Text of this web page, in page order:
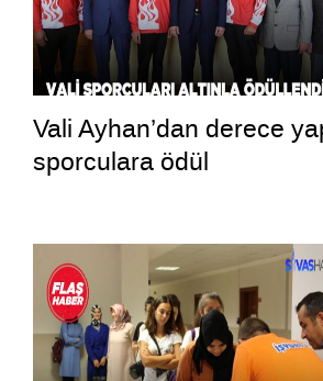
Vali Ayhan’dan derece
sporculara ödül